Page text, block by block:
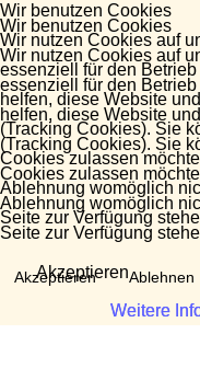
Wir benutzen Cookies
Wir nutzen Cookies auf
essenziell für den
helfen, diese Website
(Tracking Cookies). Sie
Cookies zulassen
Ablehnung womöglich
Seite zur Verfügung
Akzeptieren Ablehnen
Weitere
Wir benutzen Cookies
Wir nutzen Cookies auf
essenziell für den
helfen, diese Website
(Tracking Cookies). Sie
Cookies zulassen
Ablehnung womöglich
Seite zur Verfügung
Akzeptieren
Weitere